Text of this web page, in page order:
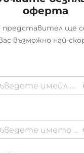
оферта
ще
възможно най-